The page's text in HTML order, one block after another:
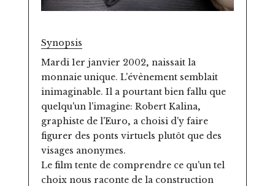
Synopsis
Mardi 1er janvier 2002, naissait la
monnaie unique. L'évènement semblait
inimaginable. Il a pourtant bien fallu que
quelqu'un l'imagine: Robert Kalina,
graphiste de l'Euro, a choisi d'y faire
figurer des ponts virtuels plutôt que des
visages anonymes.
Le film tente de comprendre ce qu'un tel
choix nous raconte de la construction